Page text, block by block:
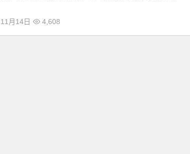
11月14日 4,608